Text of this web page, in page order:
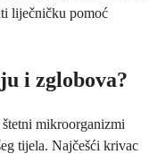
liječničku pomoć
i zglobova?
mikroorganizmi
tijela. Najčešći krivac